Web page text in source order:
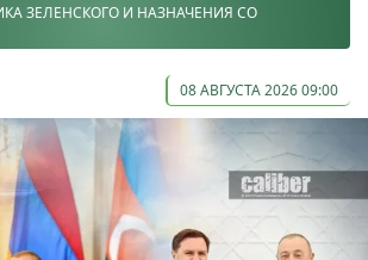
ЗЕЛЕНСКОГО И НАЗНАЧЕНИЯ СО
08 АВГУСТА 2026 09:00